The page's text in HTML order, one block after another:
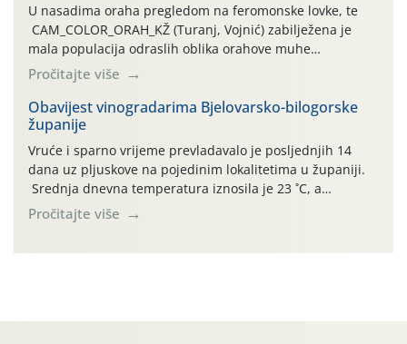
U nasadima oraha pregledom na feromonske lovke, te
CAM_COLOR_ORAH_KŽ (Turanj, Vojnić) zabilježena je
mala populacija odraslih oblika orahove muhe
(Rhagoletis completa). Niska brojnost može se objasniti
činjenicom da je riječ o mladim nasadima s vrlo malim
urodom, što je povezano i s manjim brojem prezimjelih
jedinki. U starijim nasadima, na žutim ljepljivim Rebell
pločama s […]
Pročitajte više
Obavijest vinogradarima Bjelovarsko-bilogorske
županije
Vruće i sparno vrijeme prevladavalo je posljednjih 14
dana uz pljuskove na pojedinim lokalitetima u županiji.
Srednja dnevna temperatura iznosila je 23 ˚C, a
maksimalne su posljednjih dana dosezale do 35 ˚C.
Simptome plamenjače vinove loze (Plasmoparas
Pročitajte više